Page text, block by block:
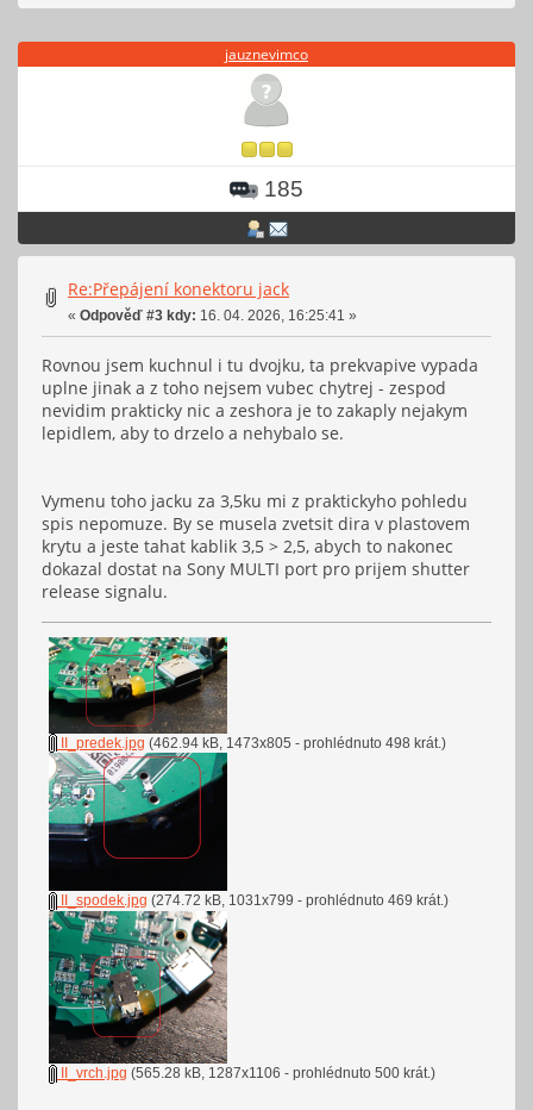
jauznevimco
185
Re:Přepájení konektoru jack
« Odpověď #3 kdy: 16. 04. 2026, 16:25:41 »
Rovnou jsem kuchnul i tu dvojku, ta prekvapive vypada
uplne jinak a z toho nejsem vubec chytrej - zespod
nevidim prakticky nic a zeshora je to zakaply nejakym
lepidlem, aby to drzelo a nehybalo se.
Vymenu toho jacku za 3,5ku mi z praktickyho pohledu
spis nepomuze. By se musela zvetsit dira v plastovem
krytu a jeste tahat kablik 3,5 > 2,5, abych to nakonec
dokazal dostat na Sony MULTI port pro prijem shutter
release signalu.
II_predek.jpg (462.94 kB, 1473x805 - prohlédnuto 498 krát.)
II_spodek.jpg (274.72 kB, 1031x799 - prohlédnuto 469 krát.)
II_vrch.jpg (565.28 kB, 1287x1106 - prohlédnuto 500 krát.)